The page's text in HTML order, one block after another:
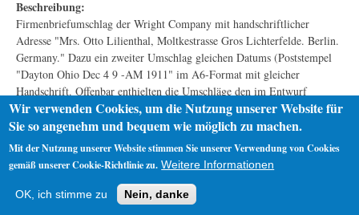
Beschreibung:
Firmenbriefumschlag der Wright Company mit handschriftlicher
Adresse "Mrs. Otto Lilienthal, Moltkestrasse Gros Lichterfelde. Berlin.
Germany." Dazu ein zweiter Umschlag gleichen Datums (Poststempel
"Dayton Ohio Dec 4 9 -AM 1911" im A6-Format mit gleicher
Handschrift. Offenbar enthielten die Umschläge den im Entwurf
bekannten Brief nebst 1000$-Scheck (id627). Auch die Antwort von
Agnes Lilienthal ist bekannt (id628).
Impressum
Wir verwenden Cookies, um die Nutzung unserer Website für
Sie so angenehm und bequem wie möglich zu machen.
Mit der Nutzung unserer Website stimmen Sie unserer Verwendung von Cookies
gemäß unserer Cookie-Richtlinie zu. Weitere Informationen
OK, ich stimme zu Nein, danke